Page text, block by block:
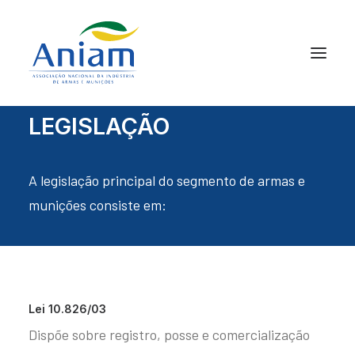
LEGISLAÇÃO
A legislação principal do segmento de armas e
munições consiste em:
Lei 10.826/03
Dispõe sobre registro, posse e comercialização